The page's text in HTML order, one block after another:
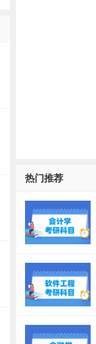
热门推荐